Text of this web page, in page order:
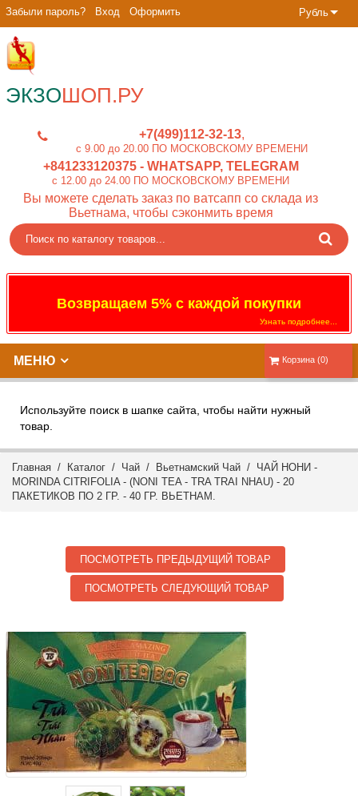
Рубль
Забыли пароль? Вход Оформить
ЭКЗОШОП.РУ
+7(499)112-32-13
c 9.00 до 20.00 ПО МОСКОВСКОМУ ВРЕМЕНИ
+841233120375- WHATSAPP, TELEGRAM
c 12.00 до 24.00 ПО МОСКОВСКОМУ ВРЕМЕНИ
Вы можете сделать заказ по ватсапп со склада из
Вьетнама, чтобы сэконмить время
Возвращаем 5% с каждой покупки
Узнать подробнее...
Корзина (0)
МЕНЮ
Используйте поиск в шапке сайта, чтобы найти нужный
товар.
Главная / Каталог / Чай / Вьетнамский Чай / ЧАЙ НОНИ -
MORINDA CITRIFOLIA - (NONI TEA - TRA TRAI NHAU) - 20
ПАКЕТИКОВ ПО 2 ГР. - 40 ГР. ВЬЕТНАМ.
ПОСМОТРЕТЬ ПРЕДЫДУЩИЙ ТОВАР
ПОСМОТРЕТЬ СЛЕДУЮЩИЙ ТОВАР